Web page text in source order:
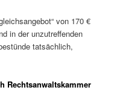
von 170 €
in der unzutreffenden
tatsächlich,
Rechtsanwaltskammer